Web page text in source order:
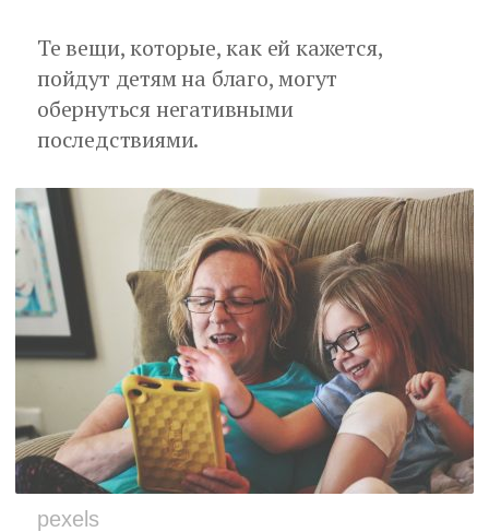
Те вещи, которые, как ей кажется,
пойдут детям на благо, могут
обернуться негативными
последствиями.
pexels